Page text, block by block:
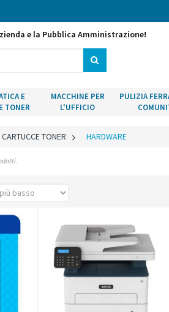
e la Pubblica Amministrazione!
E
TONER
MACCHINE PER
L'UFFICIO
PULIZIA
TONER > HARDWARE